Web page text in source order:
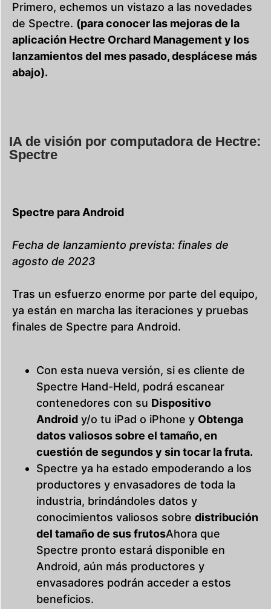
Primero, echemos un vistazo a las novedades
de Spectre. (para conocer las mejoras de la
aplicación Hectre Orchard Management y los
lanzamientos del mes pasado, desplácese más
abajo).
IA de visión por computadora de Hectre:
Spectre
Spectre para Android
Fecha de lanzamiento prevista: finales de
agosto de 2023
Tras un esfuerzo enorme por parte del equipo,
ya están en marcha las iteraciones y pruebas
finales de Spectre para Android.
Con esta nueva versión, si es cliente de
Spectre Hand-Held, podrá escanear
contenedores con su Dispositivo
Android y/o tu iPad o iPhone y Obtenga
datos valiosos sobre el tamaño, en
cuestión de segundos y sin tocar la fruta.
Spectre ya ha estado empoderando a los
productores y envasadores de toda la
industria, brindándoles datos y
conocimientos valiosos sobre distribución
del tamaño de sus frutosAhora que
Spectre pronto estará disponible en
Android, aún más productores y
envasadores podrán acceder a estos
beneficios.